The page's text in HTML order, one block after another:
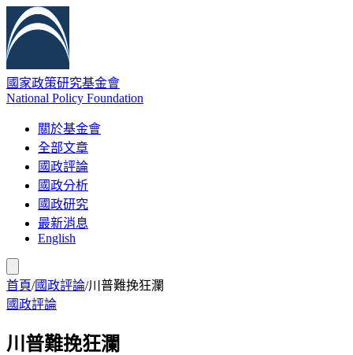
國家政策研究基金會
National Policy Foundation
關於基金會
全部文章
國政評論
國政分析
國政研究
最新消息
English
首頁/國政評論/川普難挽狂瀾
國政評論
川普難挽狂瀾